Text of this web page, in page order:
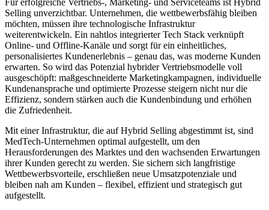
Für erfolgreiche Vertriebs-, Marketing- und Serviceteams ist Hybrid
Selling unverzichtbar. Unternehmen, die wettbewerbsfähig bleiben
möchten, müssen ihre technologische Infrastruktur
weiterentwickeln. Ein nahtlos integrierter Tech Stack verknüpft
Online- und Offline-Kanäle und sorgt für ein einheitliches,
personalisiertes Kundenerlebnis – genau das, was moderne Kunden
erwarten. So wird das Potenzial hybrider Vertriebsmodelle voll
ausgeschöpft: maßgeschneiderte Marketingkampagnen, individuelle
Kundenansprache und optimierte Prozesse steigern nicht nur die
Effizienz, sondern stärken auch die Kundenbindung und erhöhen
die Zufriedenheit.
Mit einer Infrastruktur, die auf Hybrid Selling abgestimmt ist, sind
MedTech-Unternehmen optimal aufgestellt, um den
Herausforderungen des Marktes und den wachsenden Erwartungen
ihrer Kunden gerecht zu werden. Sie sichern sich langfristige
Wettbewerbsvorteile, erschließen neue Umsatzpotenziale und
bleiben nah am Kunden – flexibel, effizient und strategisch gut
aufgestellt.